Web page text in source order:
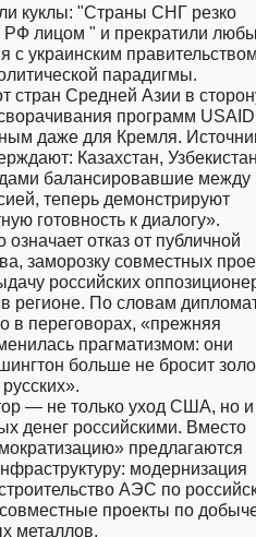
куклы: "Страны СНГ резко
РФ лицом " и прекратили
с украинским
парадигмы.
стран Средней Азии в
программ USAID
даже для Кремля.
Казахстан,
балансировавшие между
теперь демонстрируют
готовность к диалогу».
означает отказ от публичной
заморозку совместных
российских
регионе. По словам
в переговорах, «прежняя
прагматизмом: они
больше не бросит
— не только уход США, но и
денег российскими. Вместо
предлагаются
модернизация
АЭС по
проекты по
металлов.